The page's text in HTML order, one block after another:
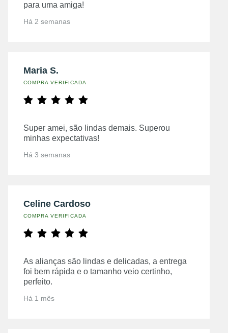
para uma amiga!
Há 2 semanas
Maria S.
COMPRA VERIFICADA
Super amei, são lindas demais. Superou
minhas expectativas!
Há 3 semanas
Celine Cardoso
COMPRA VERIFICADA
As alianças são lindas e delicadas, a entrega
foi bem rápida e o tamanho veio certinho,
perfeito.
Há 1 mês